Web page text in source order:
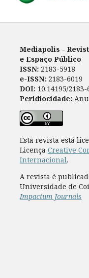
Mediapolis -
e Espaço Público
ISSN: 2183-5918
e-ISSN: 2183-6019
DOI: 10.14195/2183-
Peridiocidade:
Esta revista está
Licença Creative
Internacional.
A revista é
Universidade de
Impactum Journals